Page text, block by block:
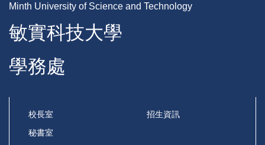
Minth University of Science and Technology
敏實科技大學
學務處
校長室
秘書室
招生資訊